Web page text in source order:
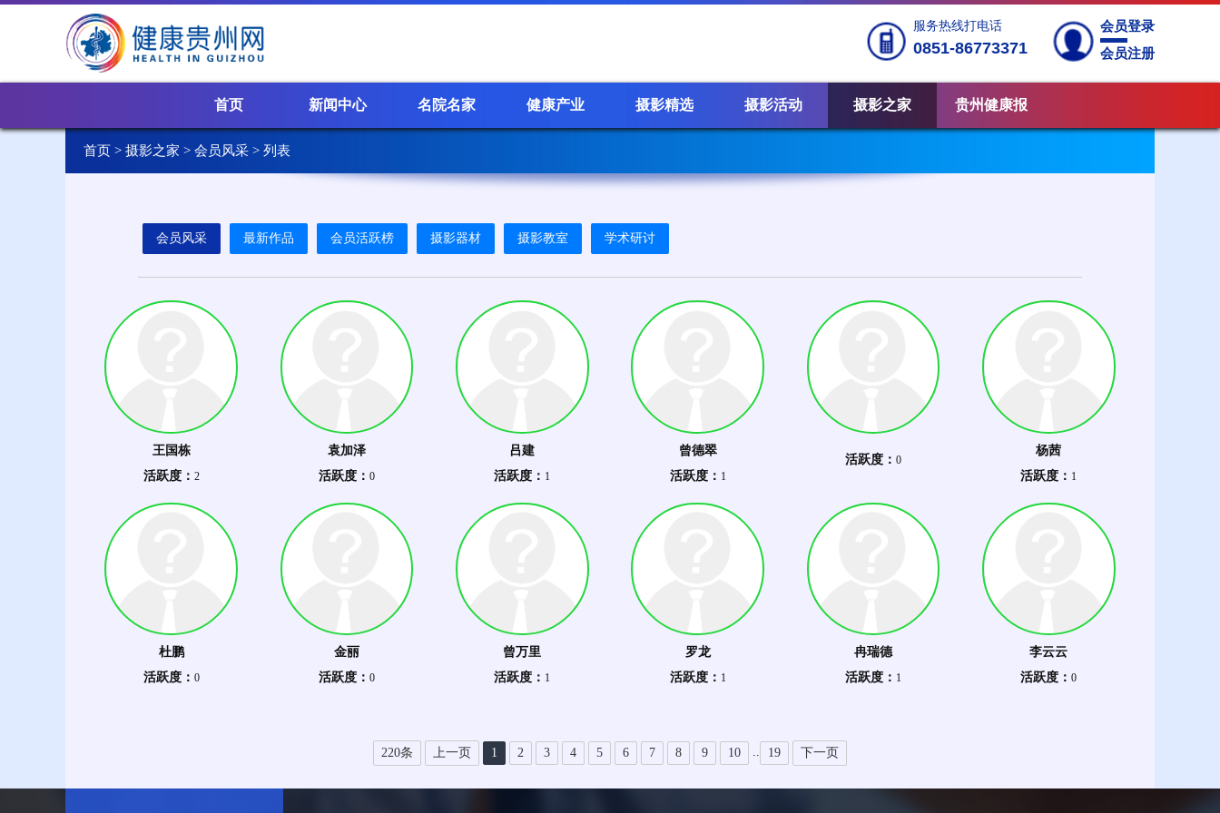
会员登录
会员注册
服务热线打电话
0851-86773371
首页 新闻中心 名院名家 健康产业 摄影精选 摄影活动 摄影之家 贵州健康报
首页 > 摄影之家 > 会员风采 > 列表
会员风采 最新作品 会员活跃榜 摄影器材 摄影教室 学术研讨
王国栋
活跃度： 2
袁加泽
活跃度： 0
吕建
活跃度： 1
曾德翠
活跃度： 1
活跃度： 0
杨茜
活跃度： 1
杜鹏
活跃度： 0
金丽
活跃度： 0
曾万里
活跃度： 1
罗龙
活跃度： 1
冉瑞德
活跃度： 1
李云云
活跃度：0
220条 上一页 1 2 3 4 5 6 7 8 9 10 .. 19 下一页